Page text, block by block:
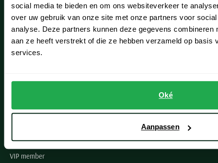
social media te bieden en om ons websiteverkeer te
over uw gebruik van onze site met onze partners voor
analyse. Deze partners kunnen deze gegevens combineren
aan ze heeft verstrekt of die ze hebben verzameld op basis
services.
Oké
Aanpassen
Noordwijk
Oegstgeest
Grote maten herenkleding
VIP member